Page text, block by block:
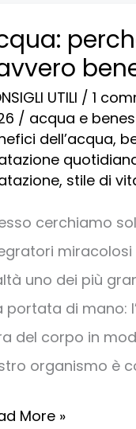
UTILI / 1
/ acqua e
dell’acqua,
, stile di
cerchiamo
uno dei più
portata di mano:
del corpo in
organismo è
More »